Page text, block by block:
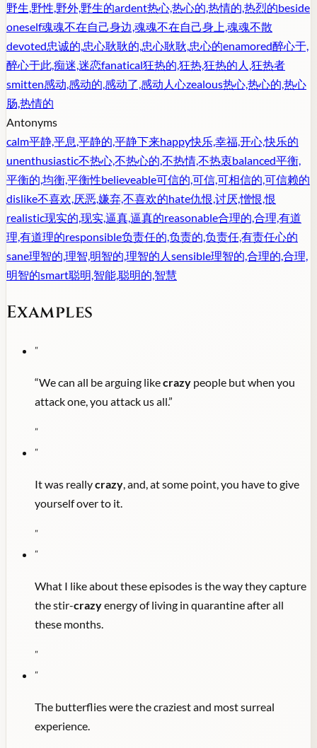
野生,野性,野外,野生的ardent热心,热心的,热情的,热烈的beside
oneself魂魂不在自己身边,魂魂不在自己身上,魂魂不散
devoted忠诚的,忠心耿耿的,忠心耿耿,忠心的enamored醉心于,
醉心于此,痴迷,迷恋fanatical狂热的,狂热,狂热的人,狂热者
smitten感动,感动的,感动了,感动人心zealous热心,热心的,热心
肠,热情的
Antonyms
calm平静,平息,平静的,平静下来happy快乐,幸福,开心,快乐的
unenthusiastic不热心,不热心的,不热情,不热衷balanced平衡,
平衡的,均衡,平衡性believeable可信的,可信,可相信的,可信赖的
dislike不喜欢,厌恶,嫌弃,不喜欢的hate仇恨,讨厌,憎恨,恨
realistic现实的,现实,逼真,逼真的reasonable合理的,合理,有道
理,有道理的responsible负责任的,负责的,负责任,有责任心的
sane理智的,理智,明智的,理智的人 sensible理智的,合理的,合理,
明智的smart聪明,智能,聪明的,智慧
Examples
"
“We can all be arguing likecrazy people but when you
attack one, you attack us all.”
"
"
It was reallycrazy, and, at some point, you have to give
yourself over to it.
"
"
What I like about these episodes is the way they capture
the stir-crazyenergy of living in quarantine after all
these months.
"
"
The butterflies were the craziest and most surreal
experience.